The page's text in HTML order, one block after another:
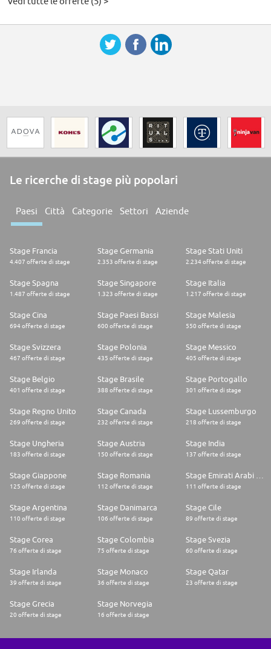
Le ricerche di stage più popolari
Paesi Città Categorie Settori Aziende
Stage Francia
4.407 offerte di stage
Stage Germania
2.353 offerte di stage
Stage Stati Uniti
2.234 offerte di stage
Stage Spagna
1.487 offerte di stage
Stage Singapore
1.323 offerte di stage
Stage Italia
1.217 offerte di stage
Stage Cina
694 offerte di stage
Stage Paesi Bassi
600 offerte di stage
Stage Malesia
550 offerte di stage
Stage Svizzera
467 offerte di stage
Stage Polonia
435 offerte di stage
Stage Messico
405 offerte di stage
Stage Belgio
401 offerte di stage
Stage Brasile
388 offerte di stage
Stage Portogallo
301 offerte di stage
Stage Regno Unito
269 offerte di stage
Stage Canada
232 offerte di stage
Stage Lussemburgo
218 offerte di stage
Stage Ungheria
183 offerte di stage
Stage Austria
150 offerte di stage
Stage India
137 offerte di stage
Stage Giappone
125 offerte di stage
Stage Romania
112 offerte di stage 111 offerte di stage
Stage Argentina
110 offerte di stage
Stage Danimarca
106 offerte di stage
Stage Cile
89 offerte di stage
Stage Corea
76 offerte di stage
Stage Colombia
75 offerte di stage
Stage Svezia
60 offerte di stage
Stage Irlanda
39 offerte di stage
Stage Monaco
36 offerte di stage
Stage Qatar
23 offerte di stage
Stage Grecia
20 offerte di stage
Stage Norvegia
16 offerte di stage